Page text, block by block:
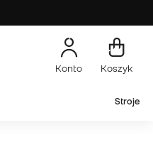
Konto Koszyk
Stroje